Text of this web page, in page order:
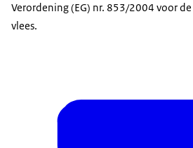
Verordening (EG) nr. 853/2004 voor
vlees.